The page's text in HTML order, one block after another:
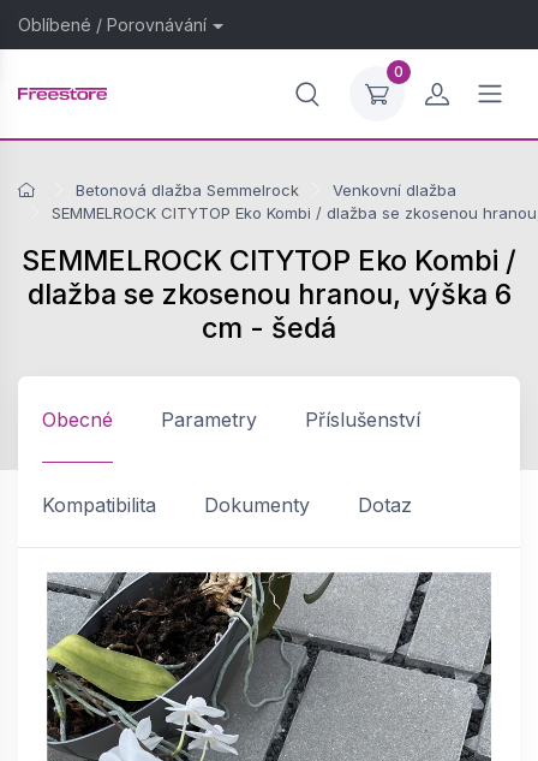
Oblíbené / Porovnávání
0
Betonová dlažba Semmelrock
Venkovní dlažba
SEMMELROCK CITYTOP Eko Kombi / dlažba se zkosenou
SEMMELROCK CITYTOP Eko Kombi /
dlažba se zkosenou hranou, výška 6
cm - šedá
Obecné Parametry Příslušenství
Kompatibilita Dokumenty Dotaz